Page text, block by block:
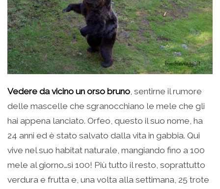
Vedere da vicino un orso bruno, sentirne il rumore
delle mascelle che sgranocchiano le mele che gli
hai appena lanciato. Orfeo, questo il suo nome, ha
24 anni ed è stato salvato dalla vita in gabbia. Qui
vive nel suo habitat naturale, mangiando fino a 100
mele al giorno…sì 100! Più tutto il resto, soprattutto
verdura e frutta e, una volta alla settimana, 25 trote